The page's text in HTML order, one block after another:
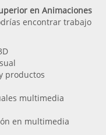
en Animaciones
encontrar trabajo
productos
multimedia
en multimedia